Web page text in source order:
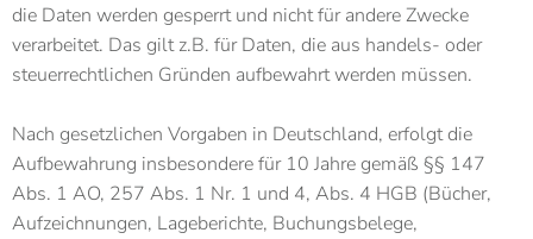
die Daten werden gesperrt und nicht für andere Zwecke
verarbeitet. Das gilt z.B. für Daten, die aus handels- oder
steuerrechtlichen Gründen aufbewahrt werden müssen.
Nach gesetzlichen Vorgaben in Deutschland, erfolgt die
Aufbewahrung insbesondere für 10 Jahre gemäß §§ 147
Abs. 1 AO, 257 Abs. 1 Nr. 1 und 4, Abs. 4 HGB (Bücher,
Aufzeichnungen, Lageberichte, Buchungsbelege,